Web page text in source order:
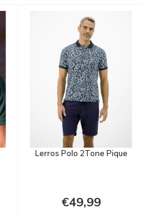
Lerros Polo 2Tone Pique
€49,99